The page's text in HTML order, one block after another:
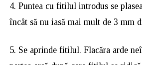
4. Puntea cu fitilul introdus se
încât să nu iasă mai mult de 3 mm
5. Se aprinde fitilul. Flacăra arde